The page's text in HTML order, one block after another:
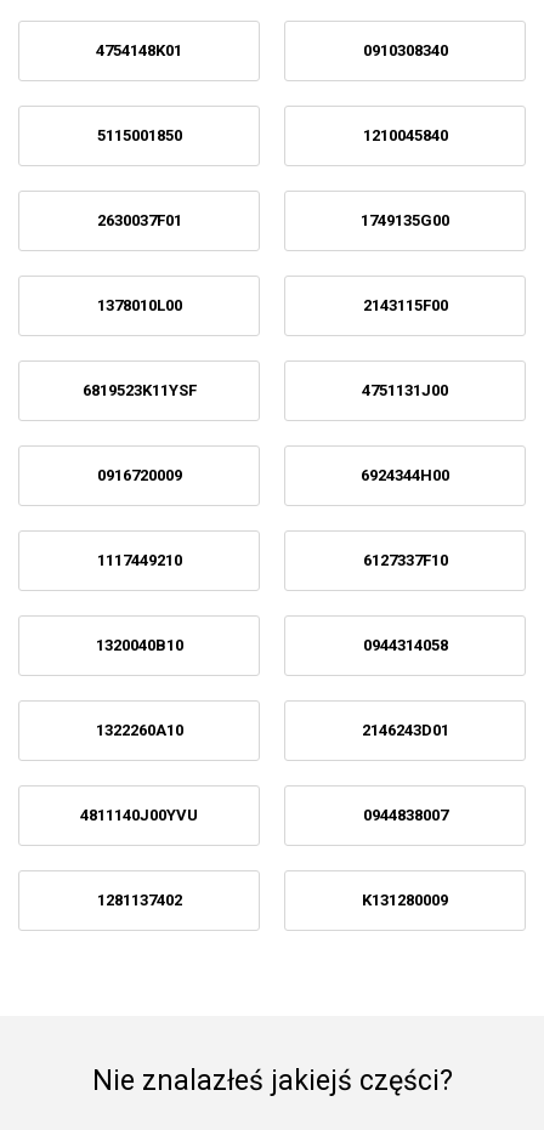
4754148K01 0910308340
5115001850 1210045840
2630037F01 1749135G00
1378010L00 2143115F00
6819523K11YSF 4751131J00
0916720009 6924344H00
1117449210 6127337F10
1320040B10 0944314058
1322260A10 2146243D01
4811140J00YVU 0944838007
1281137402 K131280009
Nie znalazłeś jakiejś części?